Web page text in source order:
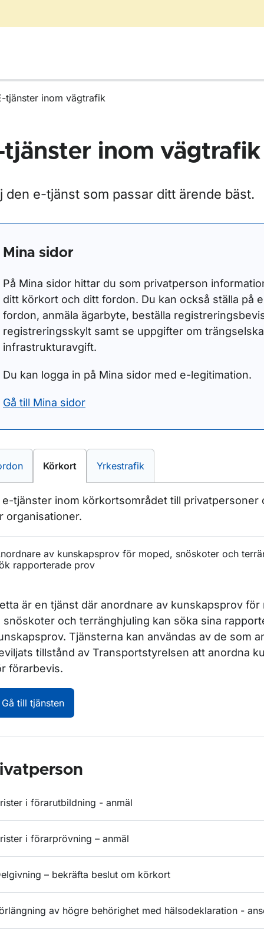
tjänster inom vägtrafik
Blanketter för vägtrafik
tjänster inom vägtrafik
den e-tjänst som passar ditt ärende bäst.
Mina sidor
På Mina sidor hittar du som privatperson
ditt körkort och ditt fordon. Du kan också ställa på
fordon, anmäla ägarbyte, beställa
registreringsskylt samt se uppgifter om
infrastrukturavgift.
Du kan logga in på Mina sidor med e-legitimation.
Gå till Mina sidor
tjänster inomE-tjänster inom
Körkort E-tjänster inom
Yrkestrafik
e-tjänster inom körkortsområdet till privatpersoner
organisationer.
av kunskapsprov för moped, snöskoter och
rapporterade prov
är en tjänst där anordnare av kunskapsprov för
snöskoter och terränghjuling kan söka sina
Tjänsterna kan användas av de som
tillstånd av Transportstyrelsen att anordna
förarbevis.
Gå till tjänstenAnordnare av kunskapsprov för moped,
i förarutbildning - anmäl
i förarprövning – anmäl
– bekräfta beslut om körkort
av högre behörighet med hälsodeklaration -